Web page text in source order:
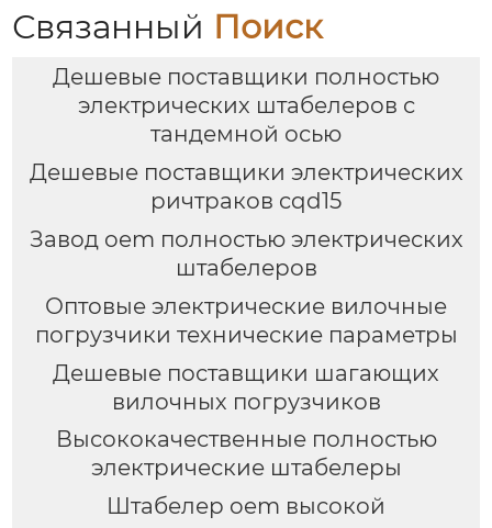
Связанный Поиск
Дешевые поставщики полностью
электрических штабелеров с
тандемной осью
Дешевые поставщики электрических
ричтраков cqd15
Завод oem полностью электрических
штабелеров
Оптовые электрические вилочные
погрузчики технические параметры
Дешевые поставщики шагающих
вилочных погрузчиков
Высококачественные полностью
электрические штабелеры
Штабелер oem высокой